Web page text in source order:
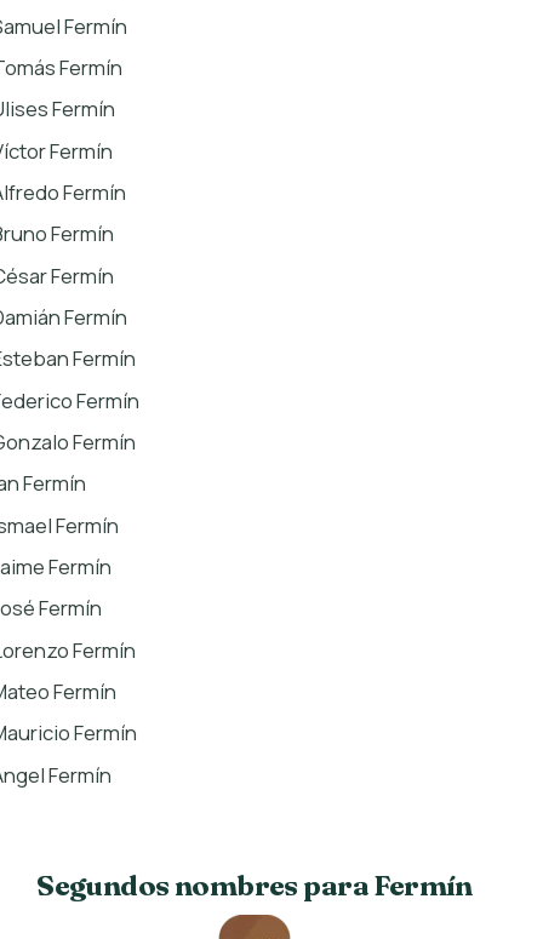
Fermín
Fermín
Fermín
Fermín
Fermín
Fermín
Fermín
Fermín
Fermín
Fermín
Fermín
Fermín
Fermín
Fermín
Fermín
Fermín
Fermín
Fermín
Fermín
Segundos nombres para Fermín